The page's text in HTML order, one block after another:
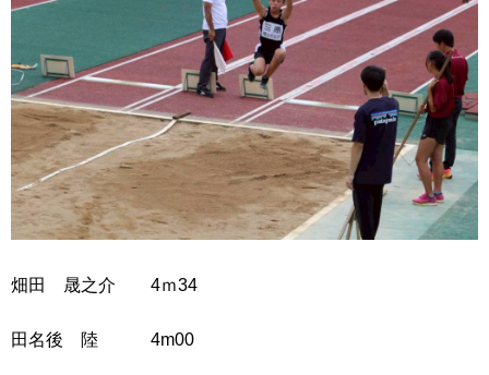
畑田 晟之介 4ｍ34
田名後 陸 4m00